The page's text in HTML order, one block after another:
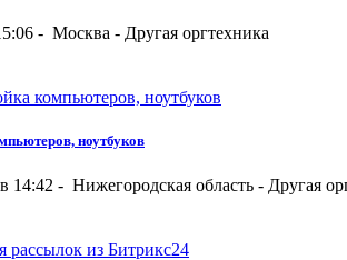
- Москва - Другая оргтехника
ноутбуков
14:42 - Нижегородская область - Другая